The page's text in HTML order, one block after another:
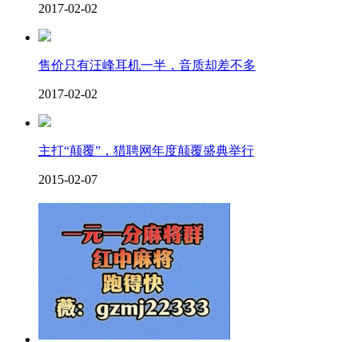
2017-02-02
售价只有汪峰耳机一半，音质却差不多
2017-02-02
主打“颠覆”，猎聘网年度颠覆盛典举行
2015-02-07